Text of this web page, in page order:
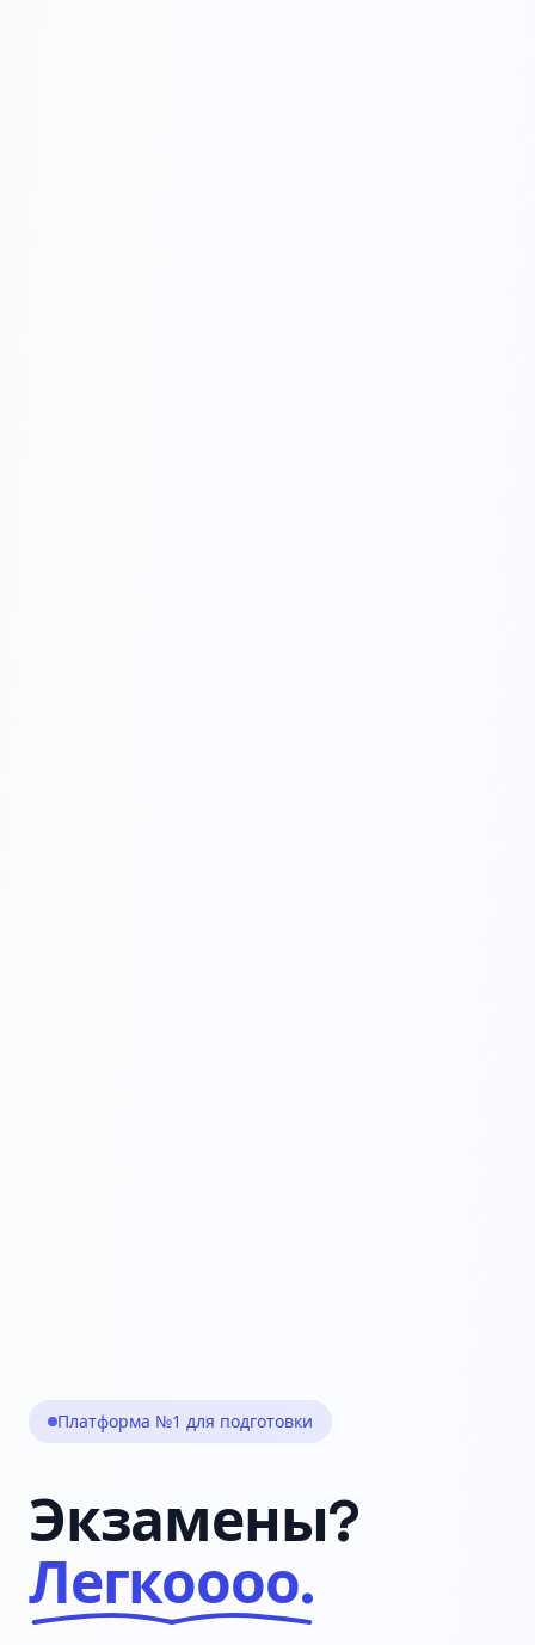
Платформа №1 для подготовки
Экзамены?
Легкоооо.